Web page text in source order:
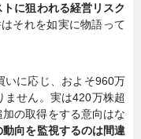
に狙われる経営リスク
それを如実に物語って
に応じ、およそ960万
せん。実は420万株超
加の取得をする意向はな
向を監視するのは間違